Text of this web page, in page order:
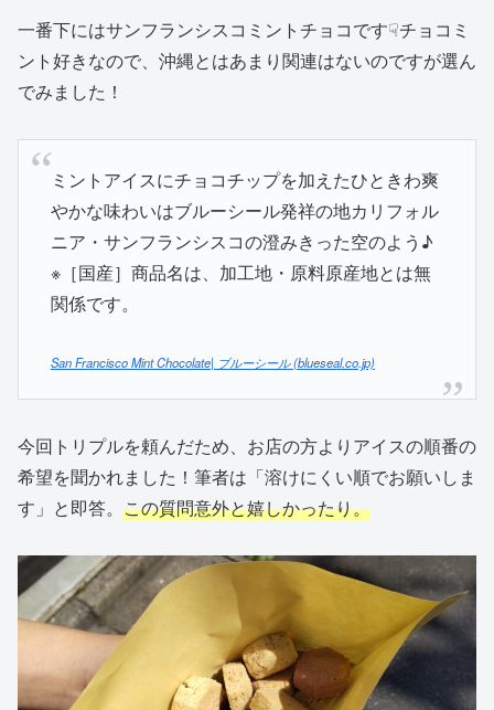
一番下にはサンフランシスコミントチョコです☟チョコミ
ント好きなので、沖縄とはあまり関連はないのですが選ん
でみました！
ミントアイスにチョコチップを加えたひときわ爽
やかな味わいはブルーシール発祥の地カリフォル
ニア・サンフランシスコの澄みきった空のよう♪
※［国産］商品名は、加工地・原料原産地とは無
関係です。
San Francisco Mint Chocolate| ブルーシール (blueseal.co.jp)
今回トリプルを頼んだため、お店の方よりアイスの順番の
希望を聞かれました！筆者は「溶けにくい順でお願いしま
す」と即答。 この質問意外と嬉しかったり。